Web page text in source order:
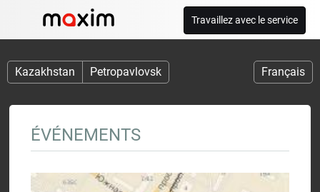
Travaillez avec le service
Kazakhstan Petropavlovsk Français
ÉVÉNEMENTS